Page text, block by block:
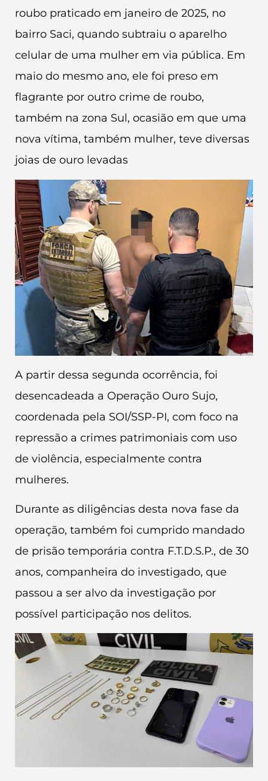
roubo praticado em janeiro de 2025, no
bairro Saci, quando subtraiu o aparelho
celular de uma mulher em via pública. Em
maio do mesmo ano, ele foi preso em
flagrante por outro crime de roubo,
também na zona Sul, ocasião em que uma
nova vítima, também mulher, teve diversas
joias de ouro levadas
A partir dessa segunda ocorrência, foi
desencadeada a Operação Ouro Sujo,
coordenada pela SOI/SSP-PI, com foco na
repressão a crimes patrimoniais com uso
de violência, especialmente contra
mulheres.
Durante as diligências desta nova fase da
operação, também foi cumprido mandado
de prisão temporária contra F.T.D.S.P., de 30
anos, companheira do investigado, que
passou a ser alvo da investigação por
possível participação nos delitos.